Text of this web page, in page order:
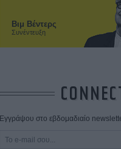
Βιμ Βέντερς
Συνέντευξη
Εγγράψου στο εβδομαδιαίο